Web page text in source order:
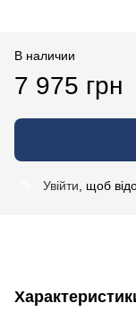
В наличии
7 975 грн
Увійти , щоб